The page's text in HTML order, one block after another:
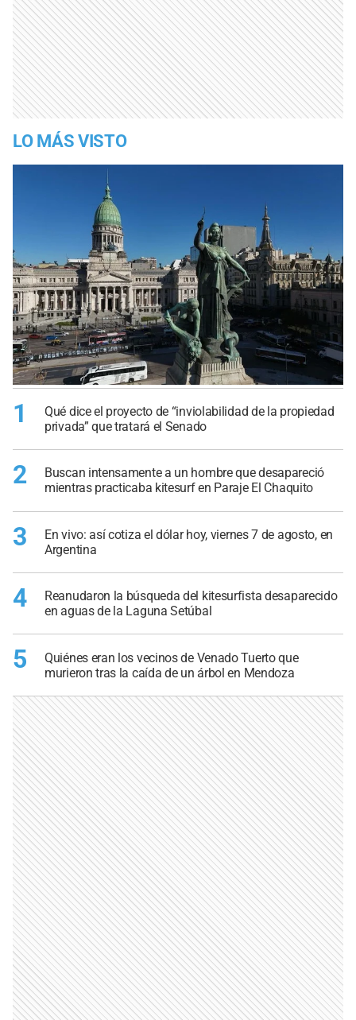
LO MÁS VISTO
1
Qué dice el proyecto de “inviolabilidad de la propiedad
privada” que tratará el Senado
2
Buscan intensamente a un hombre que desapareció
mientras practicaba kitesurf en Paraje El Chaquito
3
En vivo: así cotiza el dólar hoy, viernes 7 de agosto, en
Argentina
4
Reanudaron la búsqueda del kitesurfista desaparecido
en aguas de la Laguna Setúbal
5
Quiénes eran los vecinos de Venado Tuerto que
murieron tras la caída de un árbol en Mendoza